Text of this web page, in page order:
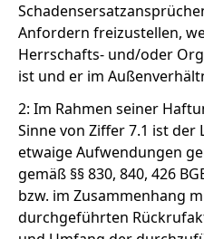
Anfordern freizustellen,
Herrschafts- und/oder
ist und er im
2: Im Rahmen seiner
Sinne von Ziffer 7.1 ist
etwaige Aufwendungen
gemäß §§ 830, 840, 426
bzw. im Zusammenhang
durchgeführten